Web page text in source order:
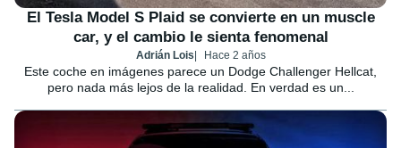
El Tesla Model S Plaid se convierte en un muscle
car, y el cambio le sienta fenomenal
Adrián Lois Hace 2 años
Este coche en imágenes parece un Dodge Challenger Hellcat,
pero nada más lejos de la realidad. En verdad es un...